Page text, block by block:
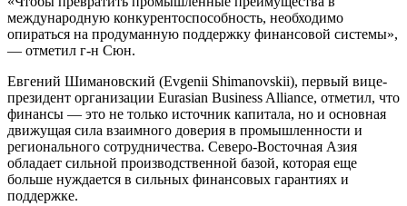
международную конкурентоспособность, необходимо
опираться на продуманную поддержку финансовой системы»,
— отметил г-н Сюн.
Евгений Шимановский (Evgenii Shimanovskii), первый вице-
президент организации Eurasian Business Alliance, отметил, что
финансы — это не только источник капитала, но и основная
движущая сила взаимного доверия в промышленности и
регионального сотрудничества. Северо-Восточная Азия
обладает сильной производственной базой, которая еще
больше нуждается в сильных финансовых гарантиях и
поддержке.